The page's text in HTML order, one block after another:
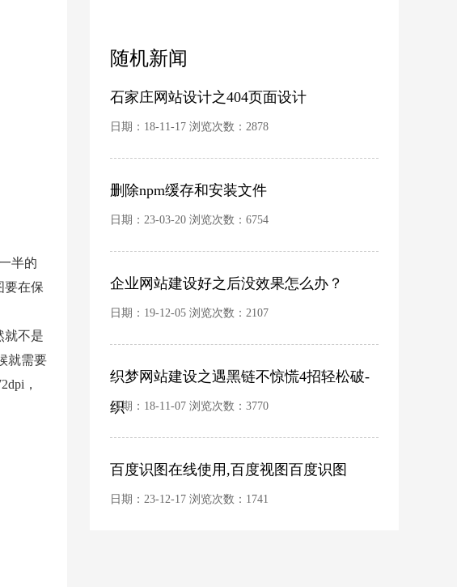
半的
要在保
就不是
就需要
，
随机新闻
石家庄网站设计之404页面设计
日期：18-11-17 浏览次数： 2878
删除npm缓存和安装文件
日期：23-03-20 浏览次数： 6754
企业网站建设好之后没效果怎么办？
日期：19-12-05 浏览次数： 2107
织梦网站建设之遇黑链不惊慌4招轻松破-
织
日期：18-11-07 浏览次数： 3770
百度识图在线使用,百度视图百度识图
日期：23-12-17 浏览次数： 1741